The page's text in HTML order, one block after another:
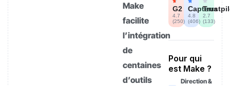
Make
facilite
l’intégration
de
centaines
d’outils
G2
4.7
(250)
Capterra
4.8
(406)
2.7
(133)
Pour qui
est Make ?
Direction &